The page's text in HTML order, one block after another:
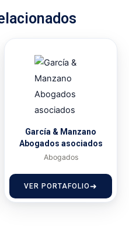
García & Manzano
Abogados asociados
Abogados
VER PORTAFOLIO